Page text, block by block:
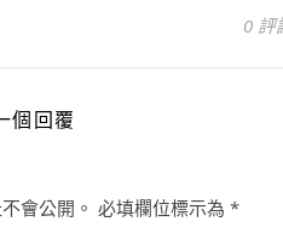
0 評
個回覆
會公開。 必填欄位標示為 *